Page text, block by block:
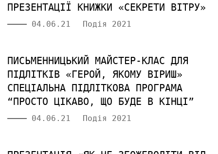
ПРЕЗЕНТАЦІЇ КНИЖКИ «СЕКРЕТИ ВІТРУ»
04.06.21 Подія 2021
ПИСЬМЕННИЦЬКИЙ МАЙСТЕР-КЛАС ДЛЯ
ПІДЛІТКІВ «ГЕРОЙ, ЯКОМУ ВІРИШ»
СПЕЦІАЛЬНА ПІДЛІТКОВА ПРОГРАМА
“ПРОСТО ЦІКАВО, ЩО БУДЕ В КІНЦІ”
04.06.21 Подія 2021